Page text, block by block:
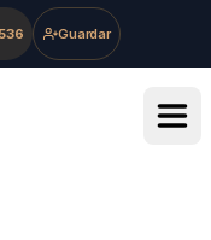
Guardar